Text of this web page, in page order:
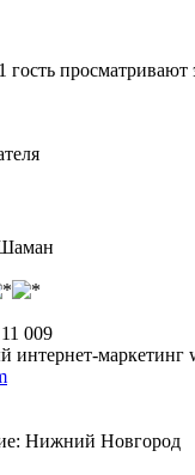
гость просматривают
009
интернет-маркетинг
Нижний Новгород